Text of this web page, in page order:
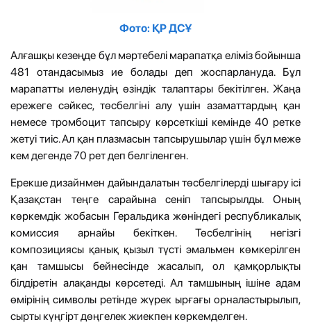
Фото: ҚР ДСҰ
Алғашқы кезеңде бұл мәртебелі марапатқа еліміз бойынша
481 отандасымыз ие болады деп жоспарлануда. Бұл
марапатты иеленудің өзіндік талаптары бекітілген. Жаңа
ережеге сәйкес, төсбелгіні алу үшін азаматтардың қан
немесе тромбоцит тапсыру көрсеткіші кемінде 40 ретке
жетуі тиіс. Ал қан плазмасын тапсырушылар үшін бұл меже
кем дегенде 70 рет деп белгіленген.
Ерекше дизайнмен дайындалатын төсбелгілерді шығару ісі
Қазақстан теңге сарайына сеніп тапсырылды. Оның
көркемдік жобасын Геральдика жөніндегі республикалық
комиссия арнайы бекіткен. Төсбелгінің негізгі
композициясы қанық қызыл түсті эмальмен көмкерілген
қан тамшысы бейнесінде жасалып, ол қамқорлықты
білдіретін алақанды көрсетеді. Ал тамшының ішіне адам
өмірінің символы ретінде жүрек ырғағы орналастырылып,
сырты күңгірт дөңгелек жиекпен көркемделген.